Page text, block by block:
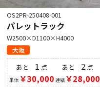
OS2PR-250408-001
パレットラック
W2500×D1100×H4000
大阪
あと 1 点
単体 ￥30,000
あと 2点
連結￥28,000